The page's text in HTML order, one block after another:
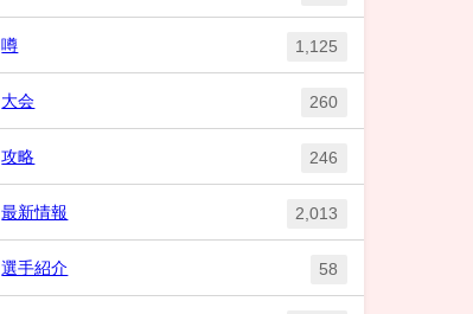
噂 1,125
大会 260
攻略 246
最新情報 2,013
選手紹介 58